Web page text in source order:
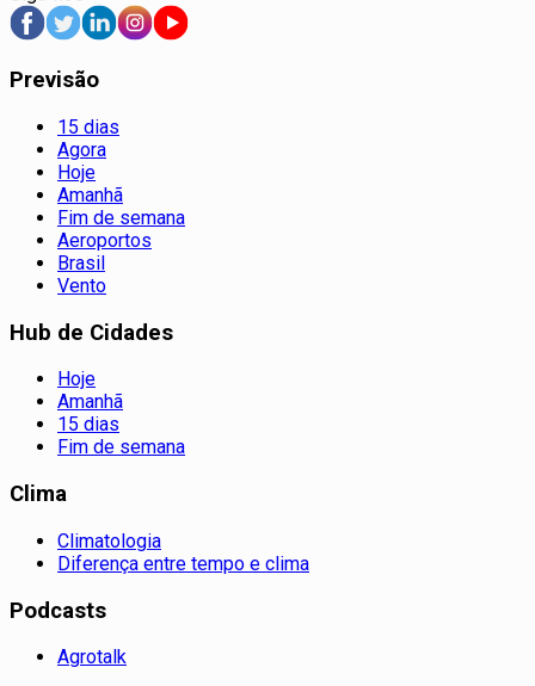
Previsão
15 dias
Agora
Hoje
Amanhã
Fim de semana
Aeroportos
Brasil
Vento
Hub de Cidades
Hoje
Amanhã
15 dias
Fim de semana
Clima
Climatologia
Diferença entre tempo e clima
Podcasts
Agrotalk